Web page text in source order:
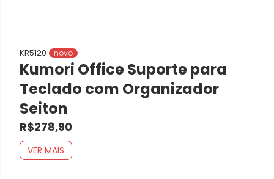
KR5120 novo
Kumori Office Suporte para
Teclado com Organizador
Seiton
R$278,90
VER MAIS